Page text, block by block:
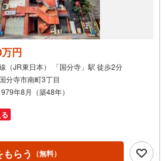
円
（JR東日本） 「国分寺」駅 徒歩2分
分寺市南町3丁目
年8月（築48年）
もらう （無料）